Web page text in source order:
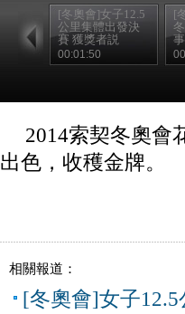
[冬奧會]女子12.5
公里集體出發決
賽 獲獎者説
00:01:50
[
2014索契冬奧會
出色，收穫金牌。
相關報道：
[冬奧會]女子